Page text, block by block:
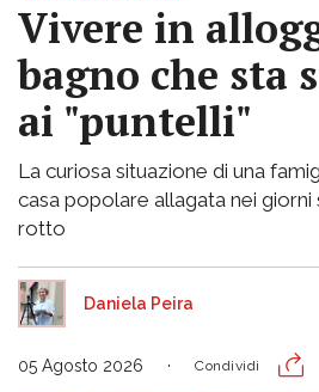
Vivere in
bagno che sta
ai "puntelli"
La curiosa situazione di una
casa popolare allagata nei giorni
rotto
Daniela Peira
05 Agosto 2026 Condividi